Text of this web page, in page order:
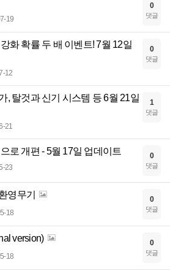
19
0
댓글
화 확률 두 배 이벤트! 7월 12일
12
0
댓글
, 탈것과 신기 시스템 등 6월 21일
21
1
댓글
로 개편 - 5월 17일 업데이트
23
0
댓글
영무기
18
0
댓글
version)
18
0
댓글